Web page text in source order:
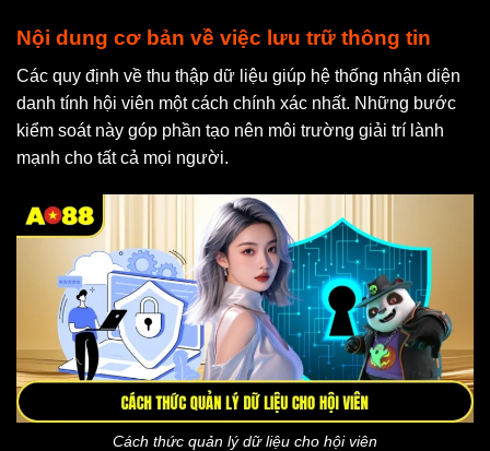
Nội dung cơ bản về việc lưu trữ thông tin
Các quy định về thu thập dữ liệu giúp hệ thống nhận diện
danh tính hội viên một cách chính xác nhất. Những bước
kiểm soát này góp phần tạo nên môi trường giải trí lành
mạnh cho tất cả mọi người.
Cách thức quản lý dữ liệu cho hội viên